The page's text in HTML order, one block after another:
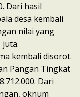
Dari hasil
desa kembali
nilai yang
juta.
kembali disorot.
Pangan Tingkat
Dari
oknum